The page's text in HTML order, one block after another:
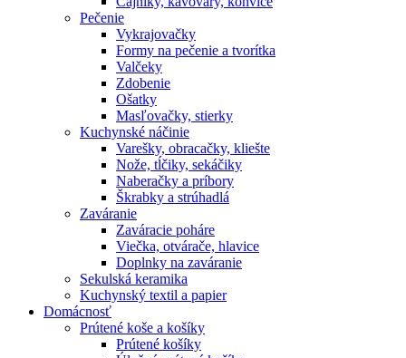
Pečenie
Vykrajovačky
Formy na pečenie a tvorítka
Valčeky
Zdobenie
Ošatky
Masľovačky, stierky
Kuchynské náčinie
Varešky, obracačky, kliešte
Nože, tĺčiky, sekáčiky
Naberačky a príbory
Škrabky a strúhadlá
Zaváranie
Zaváracie poháre
Viečka, otvárače, hlavice
Doplnky na zaváranie
Sekulská keramika
Kuchynský textil a papier
Domácnosť
Prútené koše a košíky
Prútené košíky